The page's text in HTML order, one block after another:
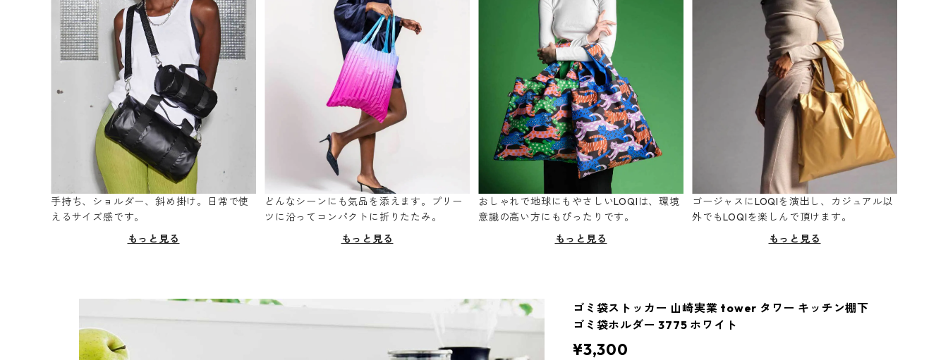
手持ち、ショルダー、斜め掛け。日常で使
えるサイズ感です。
もっと見る
どんなシーンにも気品を添えます。プリー
ツに沿ってコンパクトに折りたたみ。
もっと見る
おしゃれで地球にもやさしいLOQIは、環境
意識の高い方にもぴったりです。
もっと見る
ゴージャスにLOQIを演出し、カジュアル以
外でもLOQIを楽しんで頂けます。
もっと見る
ゴミ袋ストッカー 山崎実業 tower タワー キッチン棚下
ゴミ袋ホルダー 3775 ホワイト
¥3,300